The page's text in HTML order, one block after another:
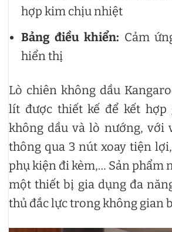
hợp kim chịu nhiệt
Bảng điều khiển: Cảm
hiển thị
Lò chiên không dầu
lít được thiết kế để kết hợp
không dầu và lò nướng, với
thông qua 3 nút xoay tiện
phụ kiện đi kèm,… Sản phẩm
một thiết bị gia dụng đa
thủ đắc lực trong không gian